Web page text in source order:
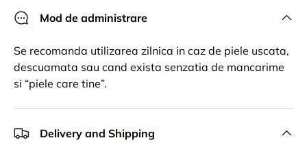
Mod de administrare
Se recomanda utilizarea zilnica in caz de piele uscata,
descuamata sau cand exista senzatia de mancarime
si “piele care tine”.
Delivery and Shipping